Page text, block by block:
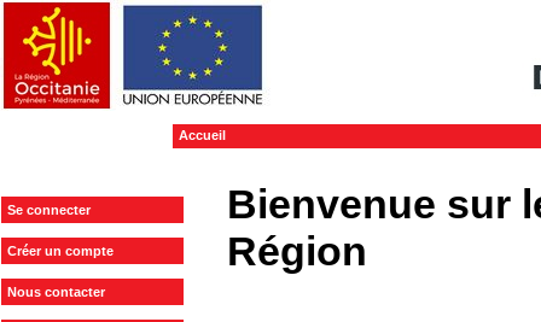
Accueil
Se connecter
Créer un compte
Nous contacter
Bienvenue sur
Région